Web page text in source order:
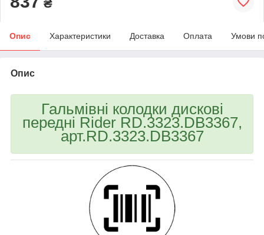
₴
Опис Характеристики Доставка Оплата Умови
Опис
Гальмівні колодки дискові
передні Rider RD.3323.DB3367,
арт.RD.3323.DB3367